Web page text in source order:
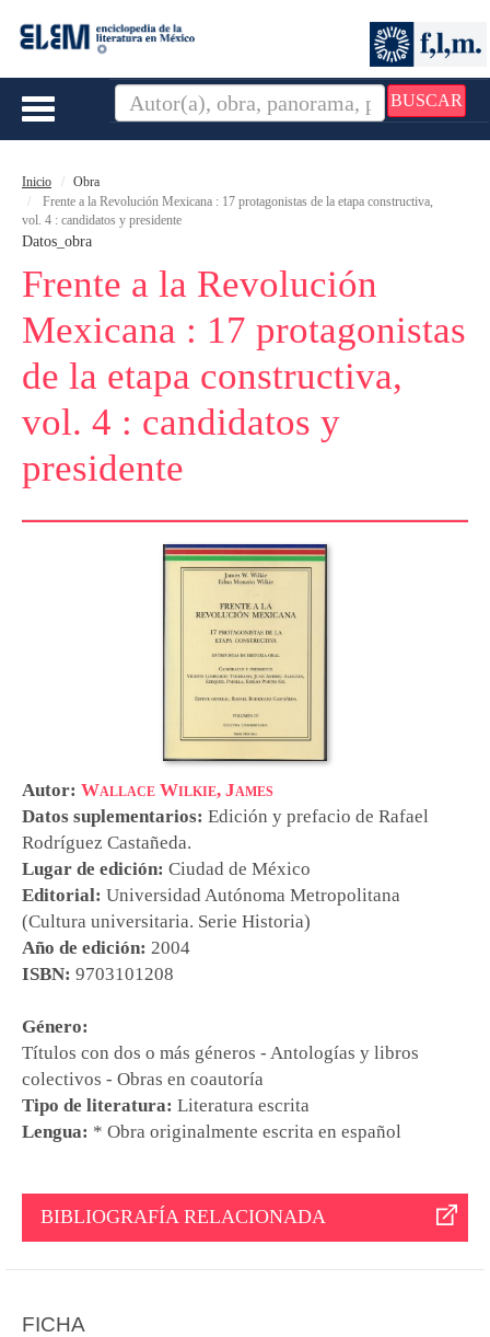
BUSCAR
Toggle
Inicio
Obra
Frente a la Revolución Mexicana : 17 protagonistas de la etapa constructiva,
vol. 4 : candidatos y presidente
Datos_obra
Frente a la Revolución
Mexicana : 17 protagonistas
de la etapa constructiva,
vol. 4 : candidatos y
presidente
Autor: Wallace Wilkie, James
Datos suplementarios: Edición y prefacio de Rafael
Rodríguez Castañeda.
Lugar de edición: Ciudad de México
Editorial: Universidad Autónoma Metropolitana
(Cultura universitaria. Serie Historia)
Año de edición: 2004
ISBN: 9703101208
Género:
Títulos con dos o más géneros - Antologías y libros
colectivos - Obras en coautoría
Tipo de literatura: Literatura escrita
Lengua: * Obra originalmente escrita en español
BIBLIOGRAFÍA RELACIONADA
FICHA